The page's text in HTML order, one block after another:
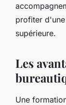
profiter
supérieure.
Les
Une